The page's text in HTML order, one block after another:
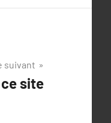
suivant
site